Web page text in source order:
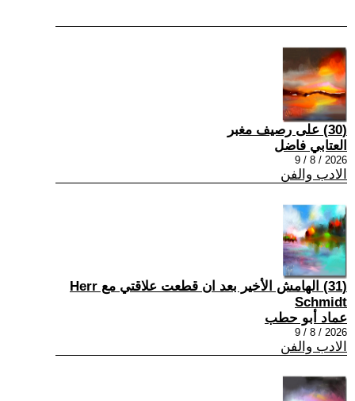
(30) على رصيف مغبر
العتابي فاضل
2026 / 8 / 9
الادب والفن
(31) الهامش الأخير بعد ان قطعت علاقتي مع Herr
Schmidt
عماد أبو حطب
2026 / 8 / 9
الادب والفن